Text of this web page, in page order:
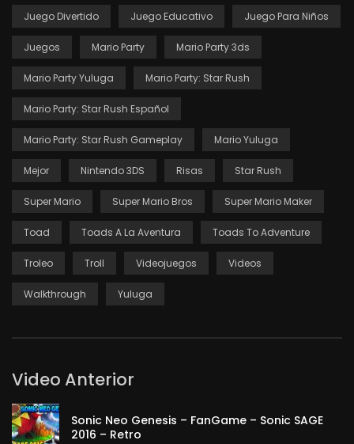
Juego Divertido Juego Educativo Juego Para Niños
Juegos Mario Party Mario Party 3ds
Mario Party Yuluga Mario Party: Star Rush
Mario Party: Star Rush Español
Mario Party: Star Rush Gameplay Mario Yuluga
Mejor Nintendo 3DS Risas Star Rush
Super Mario Super Mario Bros Super Mario Maker
Toad Toads A La Aventura Toads To Adventure
Troleo Troll Videojuegos Videos
Walkthrough Yuluga
Video Anterior
Sonic Neo Genesis – FanGame – Sonic SAGE
2016 – Retro